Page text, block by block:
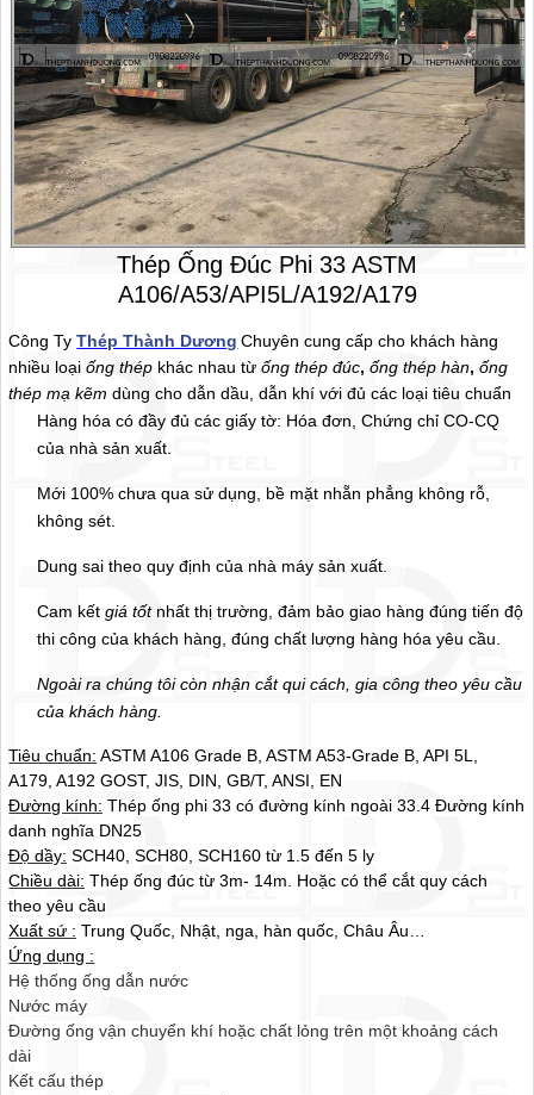
Thép Ống Đúc Phi 33 ASTM
A106/A53/API5L/A192/A179
Công TyThép Thành Dương Chuyên cung cấp cho khách hàng
nhiều loạiống thép khác nhau từống thép đúc,ống thép hàn,ống
thép mạ kẽm dùng cho dẫn dầu, dẫn khí với đủ các loại tiêu chuẩn
Hàng hóa có đầy đủ các giấy tờ: Hóa đơn, Chứng chỉ CO-CQ
của nhà sản xuất.
Mới 100% chưa qua sử dụng, bề mặt nhẵn phẳng không rỗ,
không sét.
Dung sai theo quy định của nhà máy sản xuất.
Cam kếtgiá tốt nhất thị trường, đảm bảo giao hàng đúng tiến độ
thi công của khách hàng, đúng chất lượng hàng hóa yêu cầu.
Ngoài ra chúng tôi còn nhận cắt qui cách, gia công theo yêu cầu
của khách hàng.
Tiêu chuẩn: ASTM A106 Grade B, ASTM A53-Grade B, API 5L,
A179, A192 GOST, JIS, DIN, GB/T, ANSI, EN
Đường kính: Thép ống phi 33 có đường kính ngoài 33.4 Đường kính
danh nghĩa DN25
Độ dầy: SCH40, SCH80, SCH160 từ 1.5 đến 5 ly
Chiều dài: Thép ống đúc từ 3m- 14m. Hoặc có thể cắt quy cách
theo yêu cầu
Xuất sứ : Trung Quốc, Nhật, nga, hàn quốc, Châu Âu…
Ứng dụng :
Hệ thống ống dẫn nước
Nước máy
Đường ống vận chuyển khí hoặc chất lỏng trên một khoảng cách
dài
Kết cấu thép